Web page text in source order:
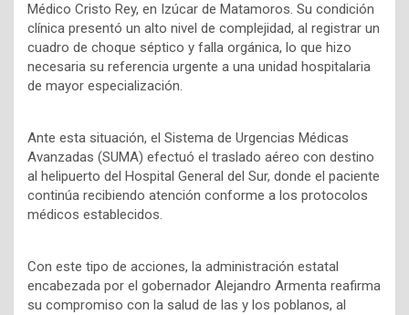
Médico Cristo Rey, en Izúcar de Matamoros. Su condición
clínica presentó un alto nivel de complejidad, al registrar un
cuadro de choque séptico y falla orgánica, lo que hizo
necesaria su referencia urgente a una unidad hospitalaria
de mayor especialización.
Ante esta situación, el Sistema de Urgencias Médicas
Avanzadas (SUMA) efectuó el traslado aéreo con destino
al helipuerto del Hospital General del Sur, donde el paciente
continúa recibiendo atención conforme a los protocolos
médicos establecidos.
Con este tipo de acciones, la administración estatal
encabezada por el gobernador Alejandro Armenta reafirma
su compromiso con la salud de las y los poblanos, al